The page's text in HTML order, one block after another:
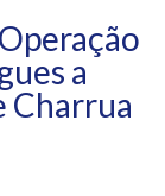
a
Charrua